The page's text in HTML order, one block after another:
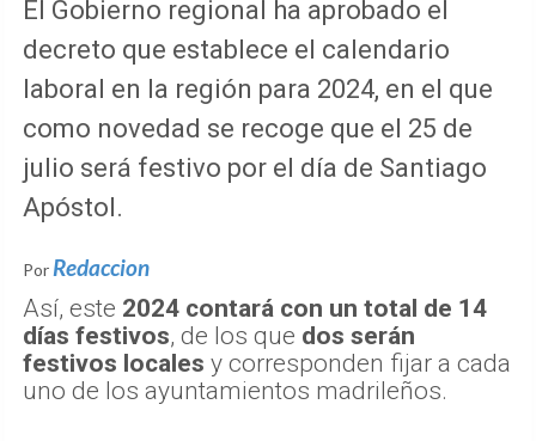
El Gobierno regional ha aprobado el
decreto que establece el calendario
laboral en la región para 2024, en el que
como novedad se recoge que el 25 de
julio será festivo por el día de Santiago
Apóstol.
Por Redaccion
Así, este 2024 contará con un total de 14
días festivos, de los que dos serán
festivos locales y corresponden fijar a cada
uno de los ayuntamientos madrileños.